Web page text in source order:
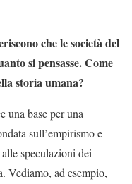
che le società del
si pensasse. Come
storia umana?
una base per una
sull’empirismo e –
speculazioni dei
Vediamo, ad esempio,